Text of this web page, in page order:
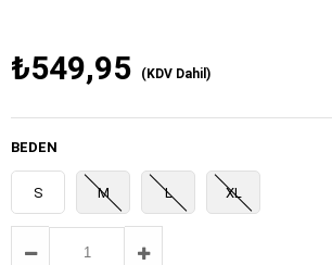
₺549,95 (KDV Dahil)
BEDEN
S M L XL